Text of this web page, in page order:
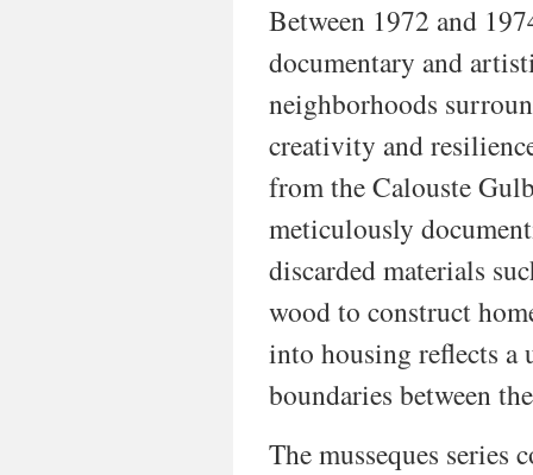
Between 1972 and
documentary and
neighborhoods
creativity and
from the Calouste
meticulously
discarded materials
wood to construct
into housing reflects a
boundaries between
The musseques series